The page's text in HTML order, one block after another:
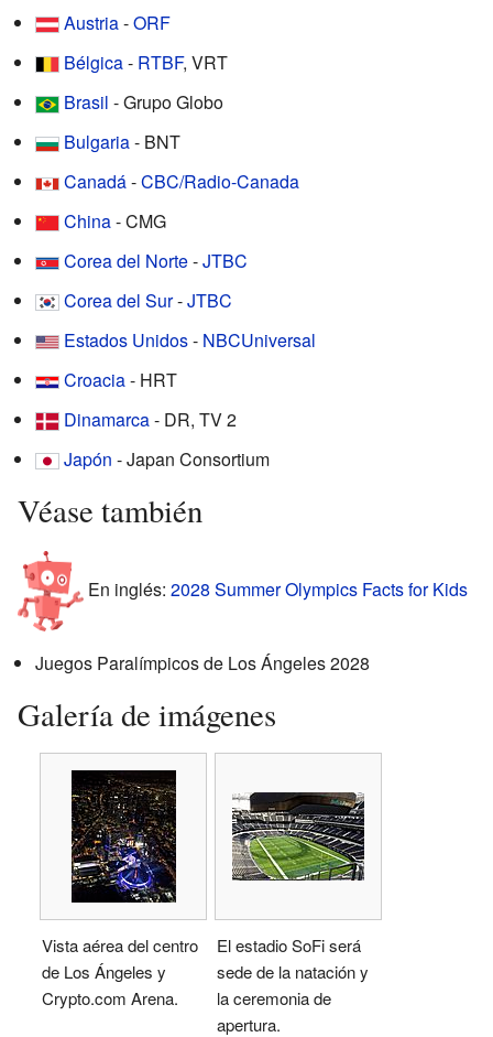
Austria-ORF
Bélgica- RTBF, VRT
Brasil - Grupo Globo
Bulgaria- BNT
Canadá-CBC/Radio-Canada
China- CMG
Corea del Norte-JTBC
Corea del Sur-JTBC
Estados Unidos- NBCUniversal
Croacia- HRT
Dinamarca- DR, TV 2
Japón - Japan Consortium
Véase también
En inglés: 2028 Summer Olympics Facts for Kids
Juegos Paralímpicos de Los Ángeles 2028
Galería de imágenes
Vista aérea del centro
de Los Ángeles y
Crypto.com Arena.
El estadio SoFi será
sede de la natación y
la ceremonia de
apertura.